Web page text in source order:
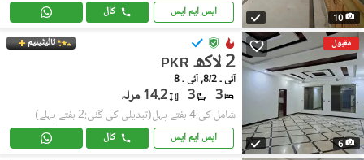
10 ایس ایم ایس کال
مقبول
6
ٹائیٹینیم
PKR 2 لاکھ
آئی ۔ 8/2, آئی ۔ 8
3
3 14.2 مرلہ
شامل کی:4 ہفتے پہل (تبدیلی کی گئی:2 ہفتے پہلے)
ایس ایم ایس کال